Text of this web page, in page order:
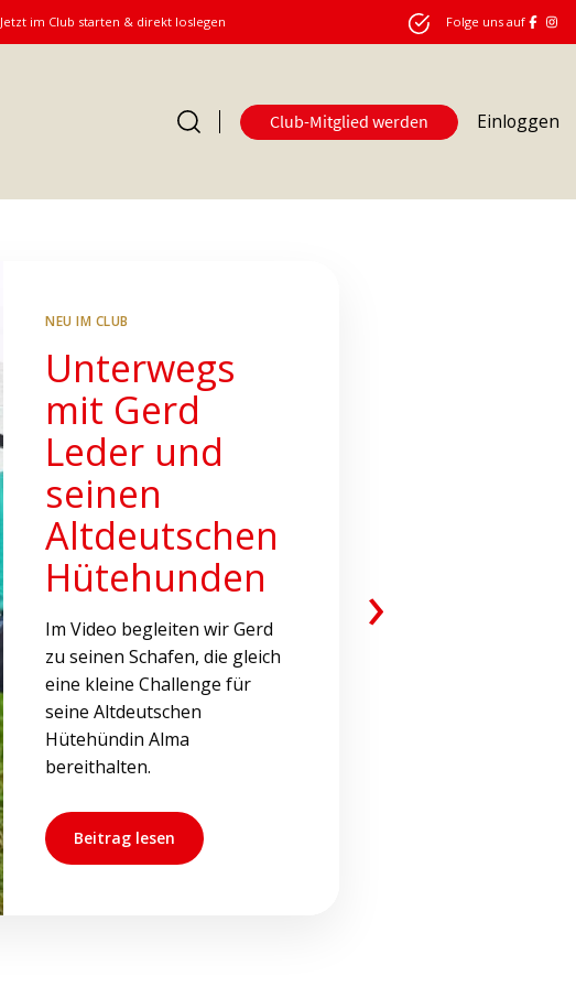
Jetzt im Club starten & direkt loslegen Folge uns auf
Club-Mitglied werden Einloggen
NEU IM CLUB
Unterwegs
mit Gerd
Leder und
seinen
Altdeutschen
Hütehunden
Im Video begleiten wir Gerd
zu seinen Schafen, die gleich
eine kleine Challenge für
seine Altdeutschen
Hütehündin Alma
bereithalten.
Beitrag lesen
›